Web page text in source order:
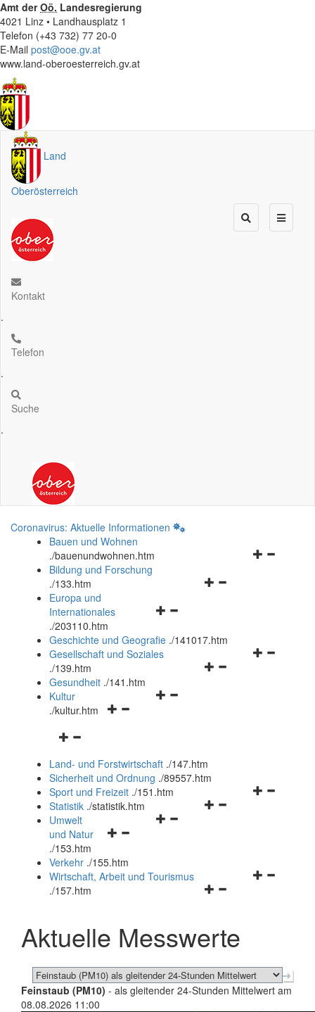
Amt derOö. Landesregierung
4021 Linz • Landhausplatz 1
Telefon (+43 732) 77 20-0
E-Mail post@ooe.gv.at
www.land-oberoesterreich.gv.at
Land
Oberösterreich
Kontakt
.
Telefon
.
Suche
.
Coronavirus: Aktuelle Informationen
Bauen und Wohnen
./bauenundwohnen.htm
Navigationsmenü
Bildung und Forschung
./133.htm
Navigationsmenü
und
schließen
Europa und
Internationales
./203110.htm
Geschichte und Geografie ./141017.htm
Navigationsmenü
Gesellschaft und Soziales
./139.htm
Navigationsmenü
Gesundheit ./141.htm
Navigationsmenü
Kultur
./kultur.htm
Navigationsmenü
und
schließen
Land- und Forstwirtschaft ./147.htm
Sicherheit und Ordnung ./89557.htm
Navigationsmenü
Sport und Freizeit ./151.htm
Navigationsmenü
Statistik ./statistik.htm
Navigationsmenü
und
schließen
Umwelt
und Natur
./153.htm
Verkehr ./155.htm
Navigationsmenü
schließen
Wirtschaft, Arbeit und Tourismus
./157.htm
Aktuelle Messwerte
Feinstaub (PM10) - als gleitender 24-Stunden Mittelwert am
08.08.2026 11:00